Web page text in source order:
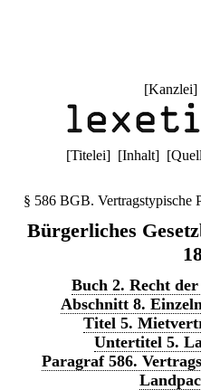
[Kanzlei]
[Titelei] [Inhalt] [
§ 586 BGB. Vertragstypische
Bürgerliches
Buch 2. Recht
Abschnitt 8.
Titel 5.
Untertitel 5.
Paragraf 586.